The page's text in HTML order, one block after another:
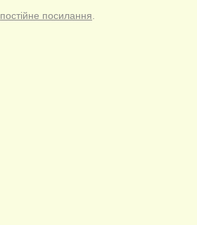
постійне посилання